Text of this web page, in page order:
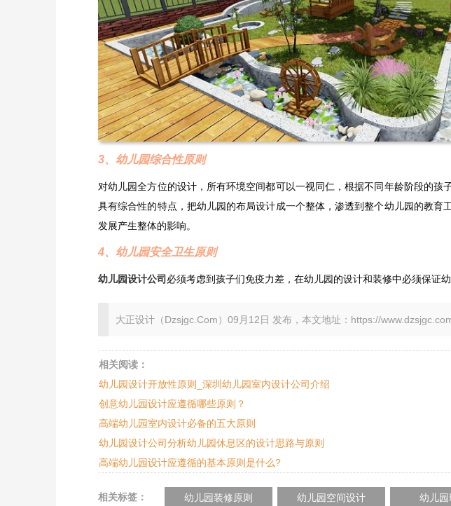
3、幼儿园综合性原则
对幼儿园全方位的设计，所有环境空间都可以一视同仁，根据不同年龄阶段的孩
具有综合性的特点，把幼儿园的布局设计成一个整体，渗透到整个幼儿园的教育
发展产生整体的影响。
4、幼儿园安全卫生原则
幼儿园设计公司 必须考虑到孩子们免疫力差，在幼儿园的设计和装修中必须保证
大正设计（Dzsjgc.Com）09月12日 发布，本文地址：https://
相关阅读：
幼儿园设计开放性原则_深圳幼儿园室内设计公司介绍
创意幼儿园设计应遵循哪些原则？
高端幼儿园室内设计必备的五大原则
幼儿园设计公司分析幼儿园休息区的设计思路与原则
高端幼儿园设计应遵循的基本原则是什么?
相关标签： 幼儿园装修原则 幼儿园空间设计 幼儿园